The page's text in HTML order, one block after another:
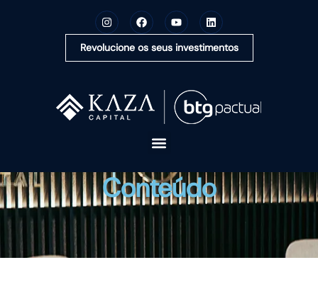
Revolucione os seus investimentos
A KAZA CAPITAL
SOLUÇÕES
MONTE SUA CARTEIRA
CONTEÚDOS
Conteúdo